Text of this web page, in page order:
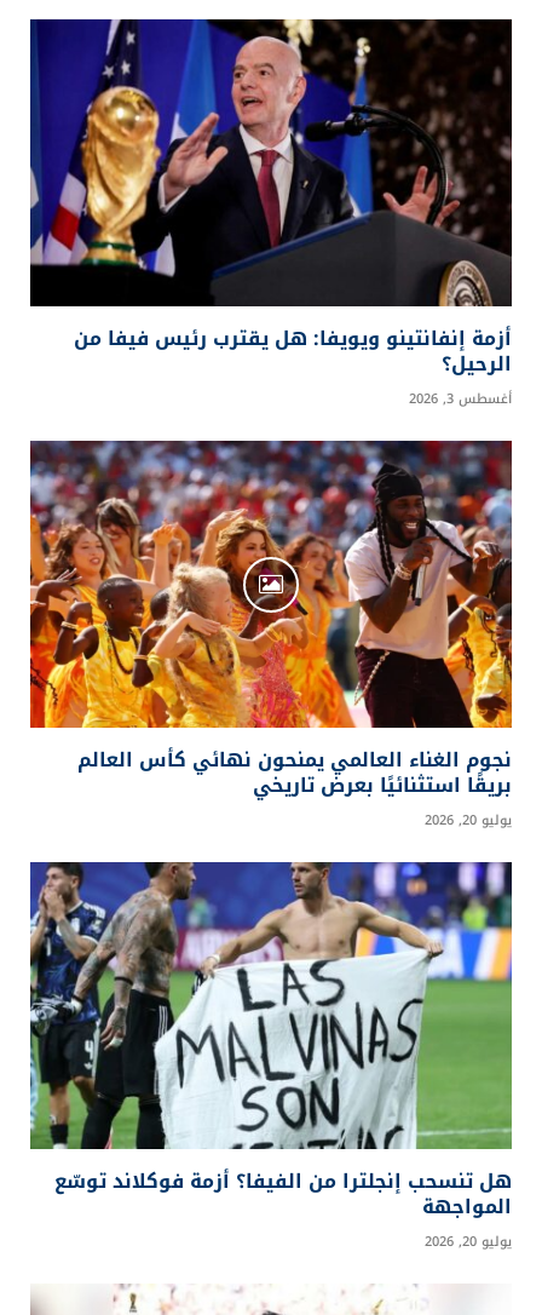
أزمة إنفانتينو ويويفا: هل يقترب رئيس فيفا من
الرحيل؟
أغسطس 3, 2026
نجوم الغناء العالمي يمنحون نهائي كأس العالم
بريقًا استثنائيًا بعرض تاريخي
يوليو 20, 2026
هل تنسحب إنجلترا من الفيفا؟ أزمة فوكلاند توسّع
المواجهة
يوليو 20, 2026